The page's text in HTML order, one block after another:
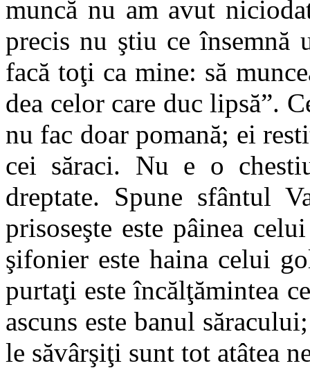
muncă nu am avut
precis nu ştiu ce însemnă
facă toţi ca mine: să
dea celor care duc lipsă”.
nu fac doar pomană; ei
cei săraci. Nu e o
dreptate. Spune sfântul
prisoseşte este pâinea
şifonier este haina celui
purtaţi este încălţămintea
ascuns este banul
le săvârşiţi sunt tot atâtea